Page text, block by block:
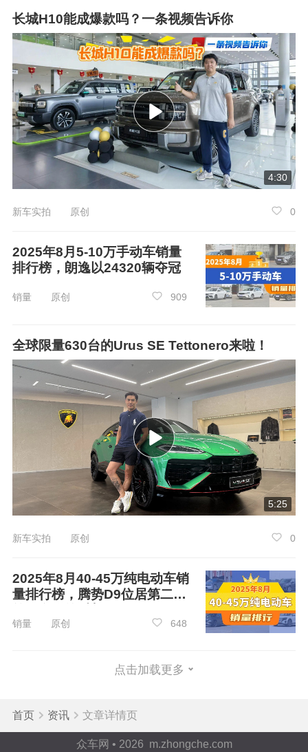
槛、打造赛道文化，把
坦克 700融入敦煌美学与
麒麟精神，更在通过教育，为中国汽车培育最长
久的用户、最踏实的工匠、最有创造力的未来建
设者。
这是一场不计短期回报的 “长期投资”。当孩
子们从小懂得敬畏品质、热爱创造、信守承诺，
会真正稳固。魏建军用一堂车展课堂告诉整个行
业：技术可以追赶，销量可以冲刺，但文化与传
承，必须从教育开始，从下一代开始。
文化有根，方能行远；传承有脉，方可百
年。这，就是中国汽车走向世界、走向未来的真
正底气。
长城H10能成爆款吗？一条视频告诉你
4:30
新车实拍 原创 0
2025年8月5-10万手动车销量
排行榜，朗逸以24320辆夺冠
销量 原创 909
全球限量630台的Urus SE Tettonero来啦！
5:25
新车实拍 原创 0
2025年8月40-45万纯电动车销
量排行榜，腾势D9位居第二，
销量 原创 648
点击加载更多
首页 资讯 文章详情页
众车网 • 2026 m.zhongche.com